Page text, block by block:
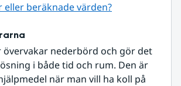
eller beräknade värden?
övervakar nederbörd och gör det
i både tid och rum. Den är
när man vill ha koll på